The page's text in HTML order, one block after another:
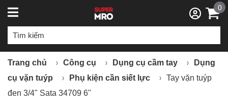
0
Trang chủ Công cụ Dụng cụ cầm tay
Dụng
cụ vặn tuýp
Phụ kiện cần siết lực
Tay vặn tuýp
đen 3/4" Sata 34709 6"